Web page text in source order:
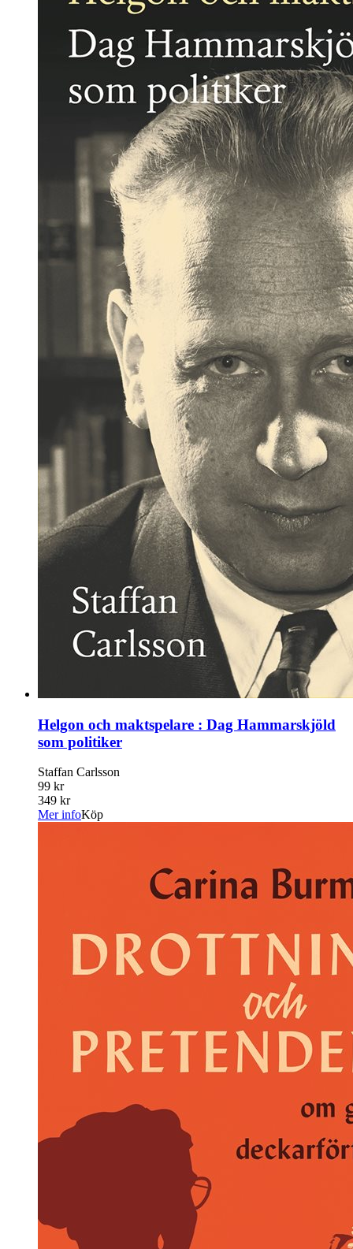
Helgon och maktspelare : Dag Hammarskjöld
som politiker
Staffan Carlsson
99 kr
349 kr
Mer infoKöp